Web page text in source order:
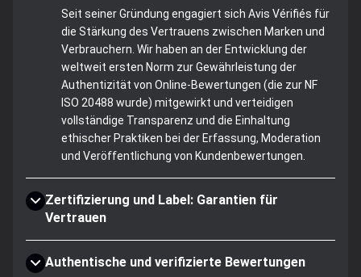
Seit seiner Gründung engagiert sich Avis Vérifiés für
die Stärkung des Vertrauens zwischen Marken und
Verbrauchern. Wir haben an der Entwicklung der
weltweit ersten Norm zur Gewährleistung der
Authentizität von Online-Bewertungen (die zur NF
ISO 20488 wurde) mitgewirkt und verteidigen
vollständige Transparenz und die Einhaltung
ethischer Praktiken bei der Erfassung, Moderation
und Veröffentlichung von Kundenbewertungen.
Zertifizierung und Label: Garantien für
Vertrauen
Authentische und verifizierte Bewertungen